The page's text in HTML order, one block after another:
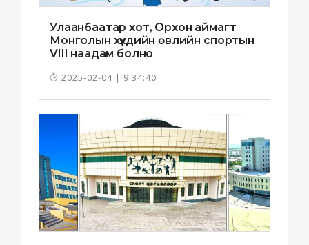
Улаанбаатар хот, Орхон аймагт
Монголын хүүхдийн өвлийн спортын
VIII наадам болно
2025-02-04 | 9:34:40